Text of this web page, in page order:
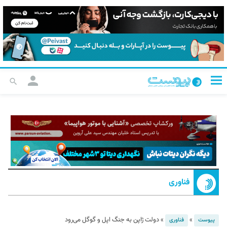
فناوری
پیوست » فناوری »دولت ژاپن به جنگ اپل و گوگل می‌رود